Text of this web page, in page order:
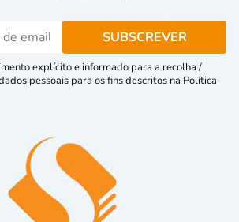
explícito e informado para a recolha /
pessoais para os fins descritos na Política